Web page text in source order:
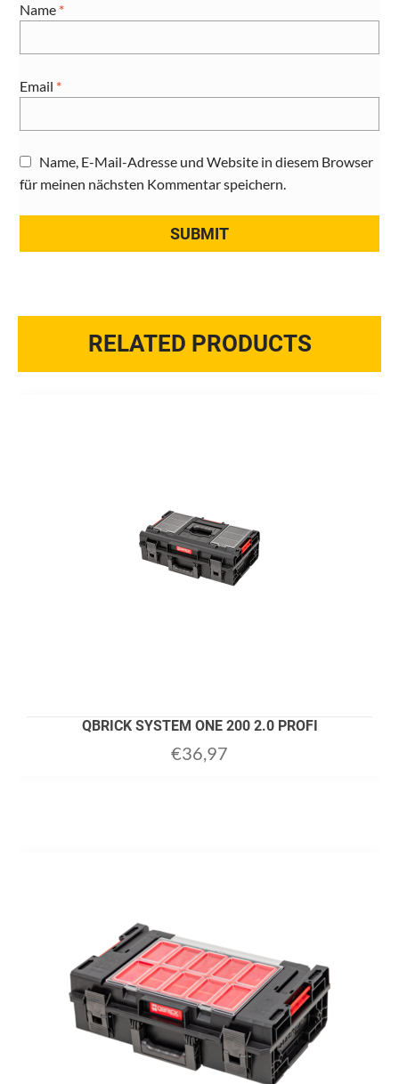
Name *
Email *
Name, E-Mail-Adresse und Website in diesem Browser
für meinen nächsten Kommentar speichern.
RELATED PRODUCTS
QBRICK SYSTEM ONE 200 2.0 PROFI
€36,97